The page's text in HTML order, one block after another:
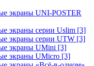
экраны UNI-POSTER
экраны серии Uslim [3]
экраны серии UTW [3]
экраны UMini [3]
экраны UMicro [3]